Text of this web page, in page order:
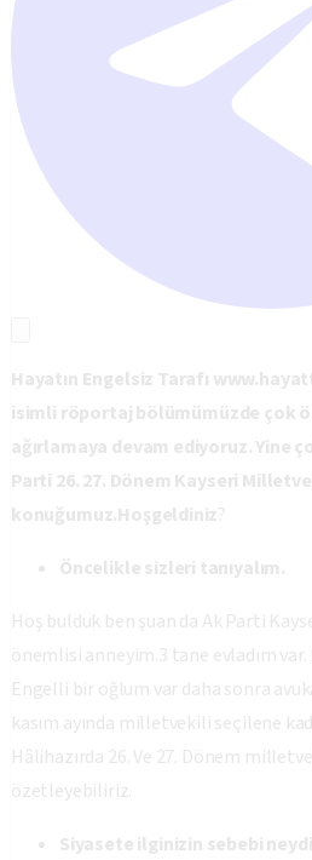
Hayatın Engelsiz Tarafı
isimli röportaj bölümümüzde çok
ağırlamaya devam ediyoruz. Yine
Parti 26. 27. Dönem Kayseri
konuğumuz.Hoşgeldiniz ?
Öncelikle sizleri tanıyalım.
Hoş bulduk ben şuan da Ak Parti
önemlisi anneyim.3 tane evladım
Engelli bir oğlum var daha sonra
kasım ayında milletvekili seçilene
Hâlihazırda 26. Ve 27. Dönem
özetleyebiliriz.
Siyasete ilginizin sebebi